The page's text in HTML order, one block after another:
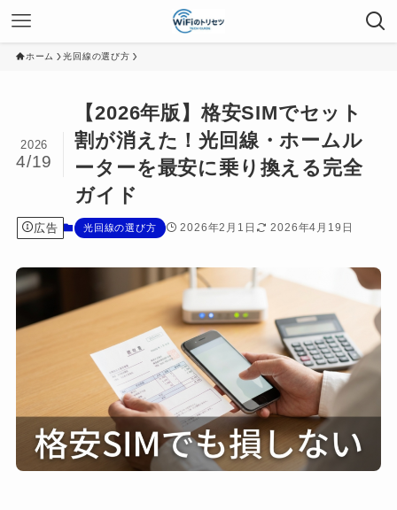
ホーム 光回線の選び方
【2026年版】格安SIMでセット
割が消えた！光回線・ホームル
ーターを最安に乗り換える完全
ガイド
2026
4/19
広告 光回線の選び方 2026年2月1日 2026年4月19日